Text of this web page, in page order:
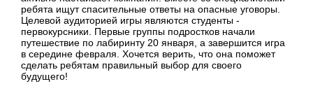
ребята ищут спасительные ответы на опасные уговоры.
Целевой аудиторией игры являются студенты -
первокурсники. Первые группы подростков начали
путешествие по лабиринту 20 января, а завершится игра
в середине февраля. Хочется верить, что она поможет
сделать ребятам правильный выбор для своего
будущего!